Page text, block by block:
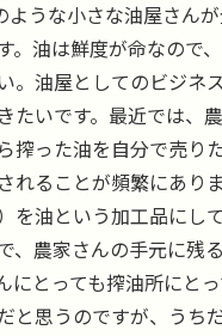
ような小さな油屋さん
。油は鮮度が命なので
。油屋としてのビジネ
たいです。最近では、
搾った油を自分で売り
れることが頻繁にあり
を油という加工品にし
、農家さんの手元に残
にとっても搾油所にと
と思うのですが、うち